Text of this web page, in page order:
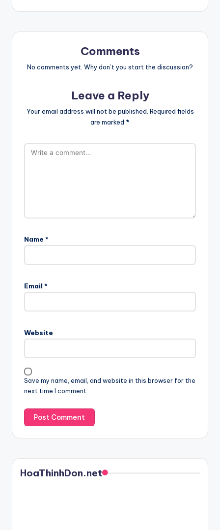
Comments
No comments yet. Why don’t you start the discussion?
Leave a Reply
Your email address will not be published. Required fields
are marked *
Name *
Email *
Website
Save my name, email, and website in this browser for the
next time I comment.
HoaThinhDon.net